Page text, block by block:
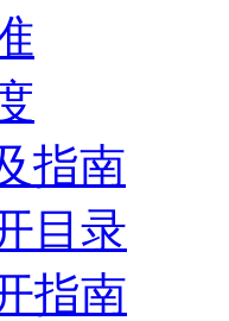
指南
目录
指南